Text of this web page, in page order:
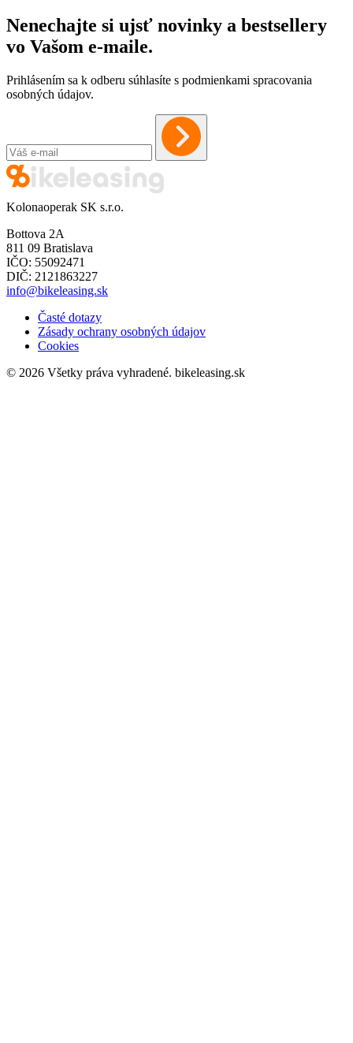
Nenechajte si ujsť novinky a bestsellery
vo Vašom e-maile.
Prihlásením sa k odberu súhlasíte s podmienkami spracovania
osobných údajov.
Kolonaoperak SK s.r.o.
Bottova 2A
811 09 Bratislava
IČO: 55092471
DIČ: 2121863227
info@bikeleasing.sk
Časté dotazy
Zásady ochrany osobných údajov
Cookies
© 2026 Všetky práva vyhradené. bikeleasing.sk